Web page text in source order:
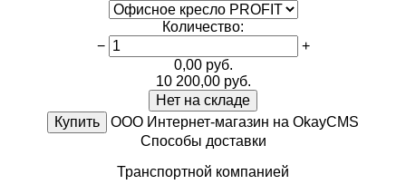
Количество:
−
+
0,00руб.
10 200,00 руб.
Нет на складе
Купить
ООО Интернет-магазин на OkayCMS
Способы доставки
Транспортной компанией